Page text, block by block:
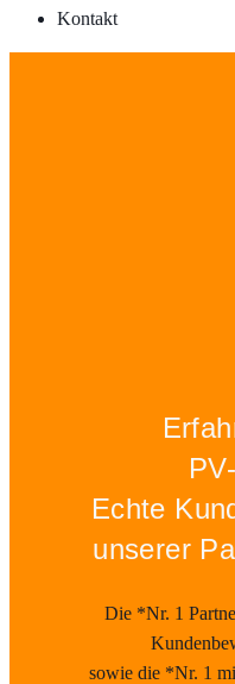
Kontakt
Echte
unserer
Die *Nr. 1
sowie die *Nr. 1